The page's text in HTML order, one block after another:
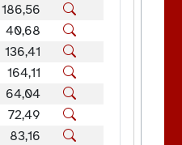
186,56
40,68
136,41
164,11
64,04
72,49
83,16